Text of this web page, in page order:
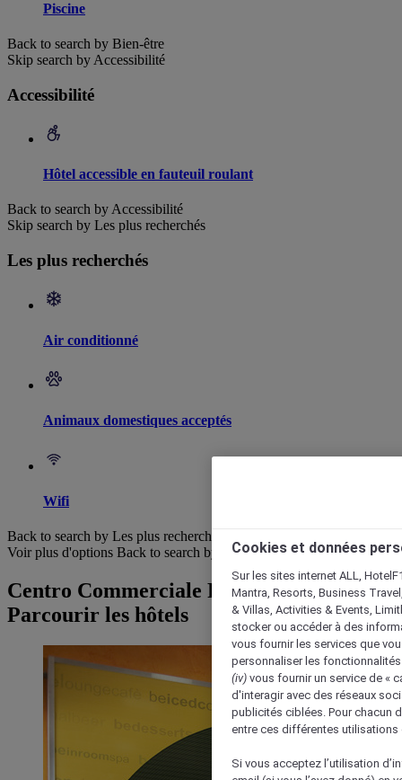
Piscine
Back to search by Bien-être
Skip search by Accessibilité
Accessibilité
Hôtel accessible en fauteuil roulant
Back to search by Accessibilité
Skip search by Les plus recherchés
Les plus recherchés
Air conditionné
Animaux domestiques acceptés
Wifi
Back to search by Les plus recherchés
Voir plus d'options Back to search by categories
Centro Commerciale RomaEst :
Parcourir les hôtels
Cookies et données
Sur les sites internet ALL,
Mantra, Resorts, Business
& Villas, Activities & Events,
stocker ou accéder à des
vous fournir les services que
personnaliser les
(iv) vous fournir un service de «
d'interagir avec des réseaux
publicités ciblées. Pour chacun
entre ces différentes utilisations
Si vous acceptez l’utilisation